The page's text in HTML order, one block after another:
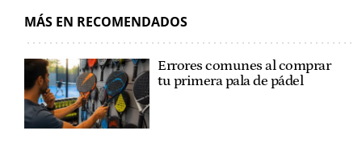
MÁS EN RECOMENDADOS
Errores comunes al comprar
tu primera pala de pádel